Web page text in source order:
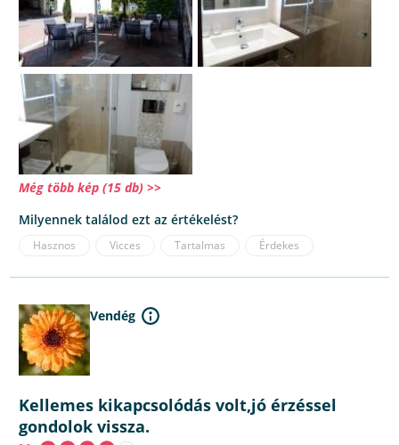
Még több kép (15 db) >>
Milyennek találod ezt az értékelést?
Hasznos Vicces Tartalmas Érdekes
Vendég
Kellemes kikapcsolódás volt,jó érzéssel
gondolok vissza.